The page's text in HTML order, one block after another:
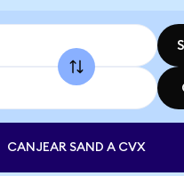
CANJEAR SAND A CVX